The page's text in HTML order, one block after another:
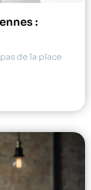
:
de la place